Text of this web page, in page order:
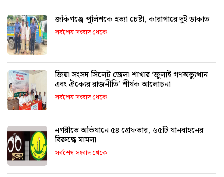
জকিগঞ্জে পুলিশকে হত্যা চেষ্টা, কারাগারে দুই ডাকাত
সর্বশেষ সংবাদ থেকে
জিয়া সংসদ সিলেট জেলা শাখার ‘জুলাই গণঅভ্যুত্থান
এবং ঐক্যের রাজনীতি’ শীর্ষক আলোচনা
সর্বশেষ সংবাদ থেকে
নগরীতে অভিযানে ৫৪ গ্রেফতার, ৬৫টি যানবাহনের
বিরুদ্ধে মামলা
সর্বশেষ সংবাদ থেকে